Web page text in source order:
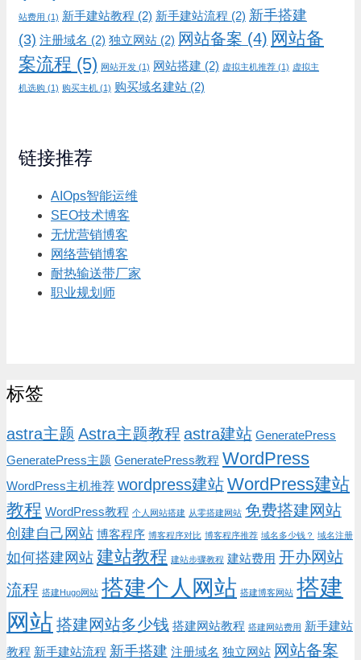
站费用 (1) 新手建站教程 (2) 新手建站流程 (2) 新手搭建
(3) 注册域名 (2) 独立网站 (2) 网站备案 (4) 网站备
案流程 (5) 网站开发 (1) 网站搭建 (2) 虚拟主机推荐 (1) 虚拟主
机选购 (1) 购买主机 (1) 购买域名建站 (2)
链接推荐
AIOps智能运维
SEO技术博客
无忧营销博客
网络营销博客
耐热输送带厂家
职业规划师
标签
astra主题 Astra主题教程 astra建站 GeneratePress
GeneratePress主题 GeneratePress教程 WordPress
WordPress主机推荐 wordpress建站WordPress建站
教程 WordPress教程 个人网站搭建 从零搭建网站 免费搭建网站
创建自己网站 博客程序 博客程序对比 博客程序推荐 域名多少钱？ 域名注册
如何搭建网站 建站教程 建站步骤教程 建站费用 开办网站
流程 搭建Hugo网站 搭建个人网站 搭建博客网站 搭建
网站 搭建网站多少钱 搭建网站教程 搭建网站费用 新手建站
教程 新手建站流程 新手搭建 注册域名 独立网站 网站备案